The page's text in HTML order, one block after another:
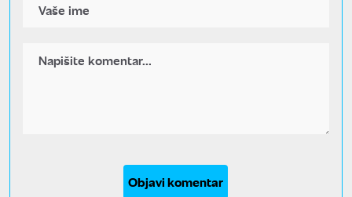
Objavi komentar